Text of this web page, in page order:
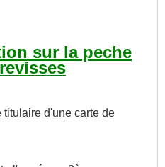
sur la peche
titulaire d'une carte de